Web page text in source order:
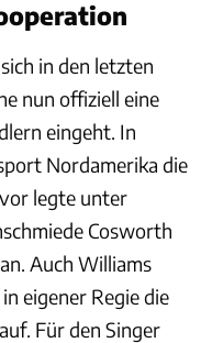
in den letzten
nun offiziell eine
eingeht. In
Nordamerika die
legte unter
Cosworth
Auch Williams
eigener Regie die
Für den Singer